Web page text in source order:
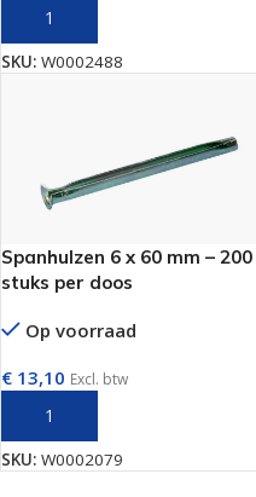
SKU: W0002488
Spanhulzen 6 x 60 mm – 200
stuks per doos
Op voorraad
€ 13,10 Excl. btw
SKU: W0002079